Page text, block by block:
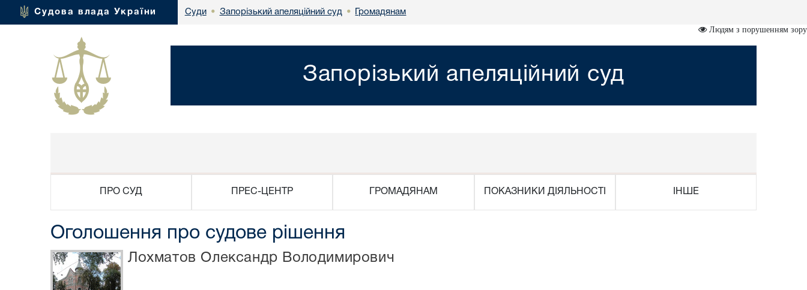
Судова влада України Суди • Запорізький апеляційний суд • Громадянам
Людям з порушенням зору
Запорізький апеляційний суд
ПРО СУД ПРЕС-ЦЕНТР ГРОМАДЯНАМ ПОКАЗНИКИ ДІЯЛЬНОСТІ ІНШЕ
Оголошення про судове рішення
Лохматов Олександр Володимирович